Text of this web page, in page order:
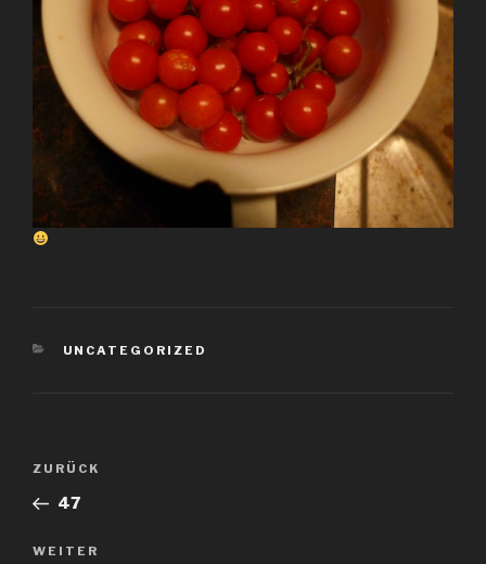
KATEGORIEN
UNCATEGORIZED
Beitragsnavigation
Vorheriger
Beitrag
ZURÜCK
47
Nächster
WEITER